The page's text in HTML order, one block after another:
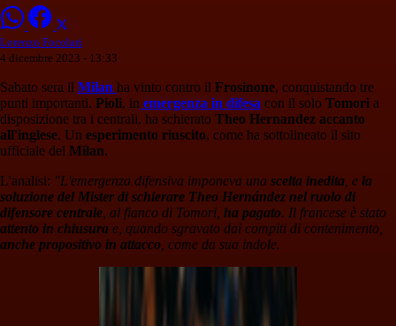
Lorenzo Focolari
4 dicembre 2023 - 13:33
Sabato sera il Milan ha vinto contro il Frosinone, conquistando tre
punti importanti. Pioli, in emergenza in difesa con il solo Tomori a
disposizione tra i centrali, ha schierato Theo Hernandez accanto
all'inglese. Un esperimento riuscito, come ha sottolineato il sito
ufficiale del Milan.
L'analisi: "L'emergenza difensiva imponeva una scelta inedita , e la
soluzione del Mister di schierare Theo Hernández nel ruolo di
difensore centrale , al fianco di Tomori, ha pagato. Il francese è stato
attento in chiusura e, quando sgravato dai compiti di contenimento,
anche propositivo in attacco , come da sua indole.